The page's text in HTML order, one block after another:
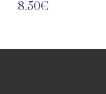
8.50€